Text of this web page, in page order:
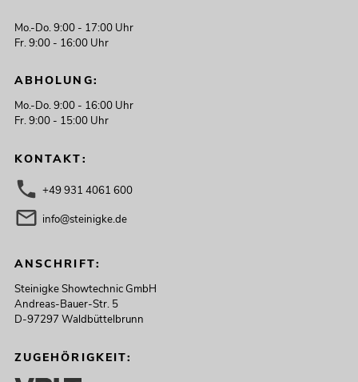
Mo.-Do. 9:00 - 17:00 Uhr
Fr. 9:00 - 16:00 Uhr
ABHOLUNG:
Mo.-Do. 9:00 - 16:00 Uhr
Fr. 9:00 - 15:00 Uhr
KONTAKT:
+49 931 4061 600
info@steinigke.de
ANSCHRIFT:
Steinigke Showtechnic GmbH
Andreas-Bauer-Str. 5
D-97297 Waldbüttelbrunn
ZUGEHÖRIGKEIT: